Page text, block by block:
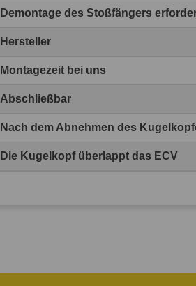
Demontage des Stoßfängers
Hersteller
Montagezeit bei uns
Abschließbar
Nach dem Abnehmen des
Die Kugelkopf überlappt das ECV